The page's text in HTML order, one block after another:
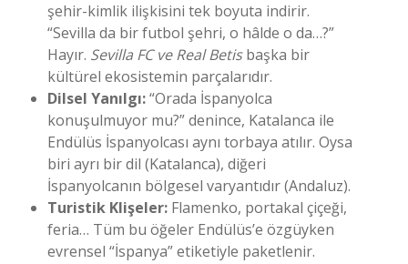
şehir-kimlik ilişkisini tek boyuta indirir.
“Sevilla da bir futbol şehri, o hâlde o da…?”
Hayır. Sevilla FC ve Real Betisbaşka bir
kültürel ekosistemin parçalarıdır.
Dilsel Yanılgı:“Orada İspanyolca
konuşulmuyor mu?” denince, Katalanca ile
Endülüs İspanyolcası aynı torbaya atılır. Oysa
biri ayrı bir dil (Katalanca), diğeri
İspanyolcanın bölgesel varyantıdır (Andaluz).
Turistik Klişeler: Flamenko, portakal çiçeği,
feria… Tüm bu öğeler Endülüs’e özgüyken
evrensel “İspanya” etiketiyle paketlenir.